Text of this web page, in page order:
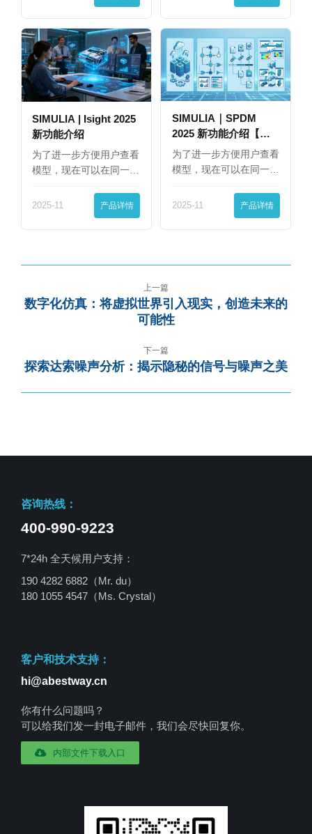
SIMULIA | Isight 2025
新功能介绍
为了进一步方便用户查看
模型，现在可以在同一
2025-11 产品详情
SIMULIA｜SPDM
2025 新功能介绍【下
篇】
为了进一步方便用户查看
模型，现在可以在同一
2025-11 产品详情
上一篇
数字化仿真：将虚拟世界引入现实，创造未来的
可能性
下一篇
探索达索噪声分析：揭示隐秘的信号与噪声之美
咨询热线：
400-990-9223
7*24h 全天候用户支持：
190 4282 6882（Mr. du）
180 1055 4547 （Ms. Crystal）
客户和技术支持：
hi@abestway.cn
你有什么问题吗？
可以给我们发一封电子邮件，我们会尽快回复你。
内部文件下载入口